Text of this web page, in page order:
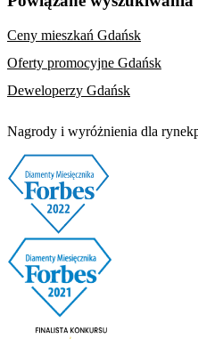
Ceny mieszkań Gdańsk
Oferty promocyjne Gdańsk
Deweloperzy Gdańsk
Nagrody i wyróżnienia dla